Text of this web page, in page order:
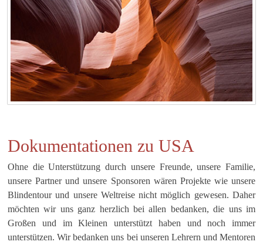
Dokumentationen zu USA
Ohne die Unterstützung durch unsere Freunde, unsere Familie,
unsere Partner und unsere Sponsoren wären Projekte wie unsere
Blindentour und unsere Weltreise nicht möglich gewesen. Daher
möchten wir uns ganz herzlich bei allen bedanken, die uns im
Großen und im Kleinen unterstützt haben und noch immer
unterstützen. Wir bedanken uns bei unseren Lehrern und Mentoren